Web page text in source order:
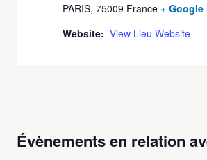
PARIS, 75009 France + Google
Website: View Lieu Website
Évènements en relation